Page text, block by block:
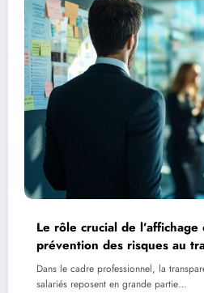
Le rôle crucial de
prévention des risques au
Dans le cadre professionnel, la
salariés reposent en grande partie…